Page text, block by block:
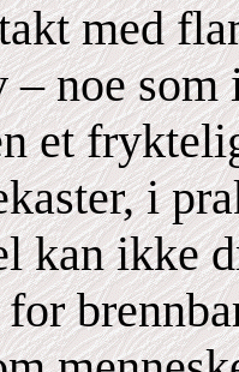
med
– noe
et
i
kan ikke